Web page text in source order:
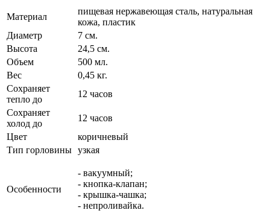
Материал
пищевая нержавеющая сталь, натуральная
кожа, пластик
Диаметр
7 см.
Высота
24,5 см.
Объем
500 мл.
Вес
0,45 кг.
Сохраняет
тепло до
12 часов
Сохраняет
холод до
12 часов
Цвет
коричневый
Тип горловины узкая
Особенности
- вакуумный;
- кнопка-клапан;
- крышка-чашка;
- непроливайка.